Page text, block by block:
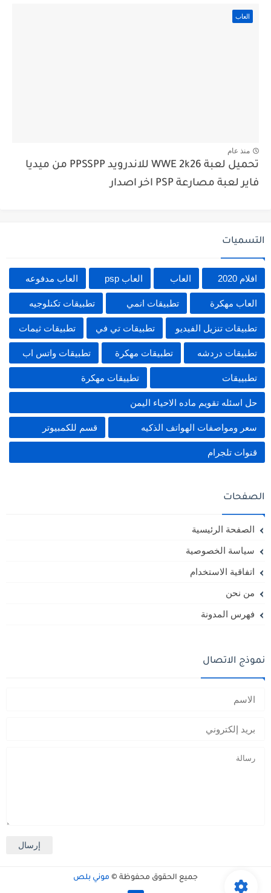
العاب
منذ عام
تحميل لعبة WWE 2k26 للاندرويد PPSSPP من ميديا
فاير لعبة مصارعة PSP اخر اصدار
التسميات
افلام 2020 العاب العاب psp العاب مدفوعه
العاب مهكرة تطبيقات انمي تطبيقات تكنلوجيه
تطبيقات تنزيل الفيديو تطبيقات تي في تطبيقات ثيمات
تطبيقات دردشه تطبيقات مهكرة تطبيقات واتس اب
تطبييقات تطييقات مهكرة
حل اسئله تقويم ماده الاحياء اليمن
سعر ومواصفات الهواتف الذكيه قسم للكمبيوتر
قنوات تلجرام
الصفحات
الصفحة الرئيسية
سياسة الخصوصية
اتفاقية الاستخدام
من نحن
فهرس المدونة
نموذج الاتصال
جميع الحقوق محفوظة © موني بلص